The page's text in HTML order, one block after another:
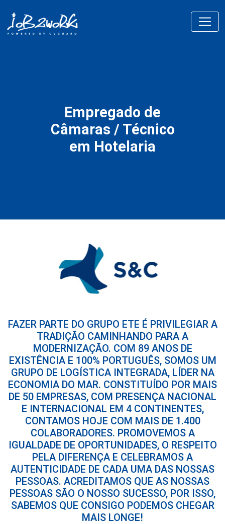
Empregado de
Câmaras / Técnico
em Hotelaria
FAZER PARTE DO GRUPO ETE É PRIVILEGIAR A
TRADIÇÃO CAMINHANDO PARA A
MODERNIZAÇÃO. COM 89 ANOS DE
EXISTÊNCIA E 100% PORTUGUÊS, SOMOS UM
GRUPO DE LOGÍSTICA INTEGRADA, LÍDER NA
ECONOMIA DO MAR. CONSTITUÍDO POR MAIS
DE 50 EMPRESAS, COM PRESENÇA NACIONAL
E INTERNACIONAL EM 4 CONTINENTES,
CONTAMOS HOJE COM MAIS DE 1.400
COLABORADORES. PROMOVEMOS A
IGUALDADE DE OPORTUNIDADES, O RESPEITO
PELA DIFERENÇA E CELEBRAMOS A
AUTENTICIDADE DE CADA UMA DAS NOSSAS
PESSOAS. ACREDITAMOS QUE AS NOSSAS
PESSOAS SÃO O NOSSO SUCESSO, POR ISSO,
SABEMOS QUE CONSIGO PODEMOS CHEGAR
MAIS LONGE!